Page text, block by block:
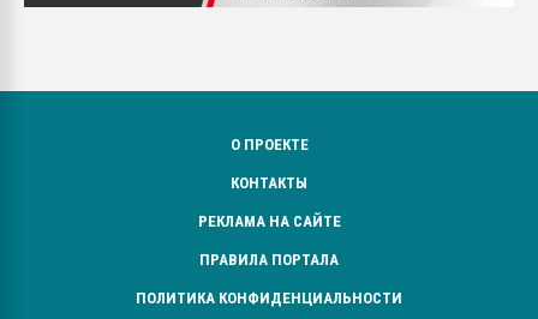
О ПРОЕКТЕ
КОНТАКТЫ
РЕКЛАМА НА САЙТЕ
ПРАВИЛА ПОРТАЛА
ПОЛИТИКА КОНФИДЕНЦИАЛЬНОСТИ